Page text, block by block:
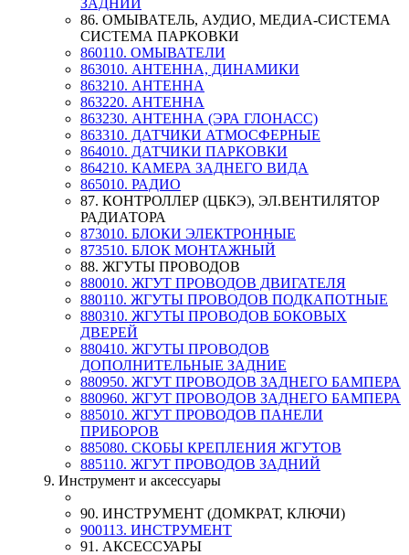
ЗАДНИЙ
86. ОМЫВАТЕЛЬ, АУДИО, МЕДИА-СИСТЕМА
СИСТЕМА ПАРКОВКИ
860110. ОМЫВАТЕЛИ
863010. АНТЕННА, ДИНАМИКИ
863210. АНТЕННА
863220. АНТЕННА
863230. АНТЕННА (ЭРА ГЛОНАСС)
863310. ДАТЧИКИ АТМОСФЕРНЫЕ
864010. ДАТЧИКИ ПАРКОВКИ
864210. КАМЕРА ЗАДНЕГО ВИДА
865010. РАДИО
87. КОНТРОЛЛЕР (ЦБКЭ), ЭЛ.ВЕНТИЛЯТОР
РАДИАТОРА
873010. БЛОКИ ЭЛЕКТРОННЫЕ
873510. БЛОК МОНТАЖНЫЙ
88. ЖГУТЫ ПРОВОДОВ
880010. ЖГУТ ПРОВОДОВ ДВИГАТЕЛЯ
880110. ЖГУТЫ ПРОВОДОВ ПОДКАПОТНЫЕ
880310. ЖГУТЫ ПРОВОДОВ БОКОВЫХ
ДВЕРЕЙ
880410. ЖГУТЫ ПРОВОДОВ
ДОПОЛНИТЕЛЬНЫЕ ЗАДНИЕ
880950. ЖГУТ ПРОВОДОВ ЗАДНЕГО БАМПЕРА
880960. ЖГУТ ПРОВОДОВ ЗАДНЕГО БАМПЕРА
885010. ЖГУТ ПРОВОДОВ ПАНЕЛИ
ПРИБОРОВ
885080. СКОБЫ КРЕПЛЕНИЯ ЖГУТОВ
885110. ЖГУТ ПРОВОДОВ ЗАДНИЙ
9. Инструмент и аксессуары
90. ИНСТРУМЕНТ (ДОМКРАТ, КЛЮЧИ)
900113. ИНСТРУМЕНТ
91. АКСЕССУАРЫ